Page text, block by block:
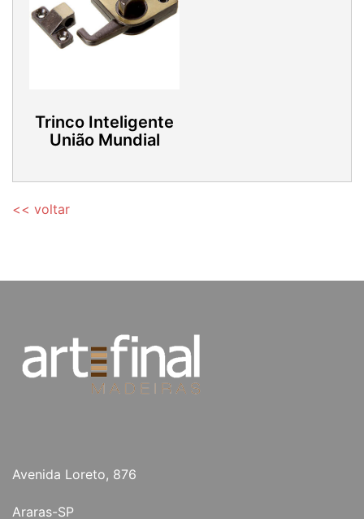
Trinco Inteligente
União Mundial
<< voltar
Avenida Loreto, 876
Araras-SP